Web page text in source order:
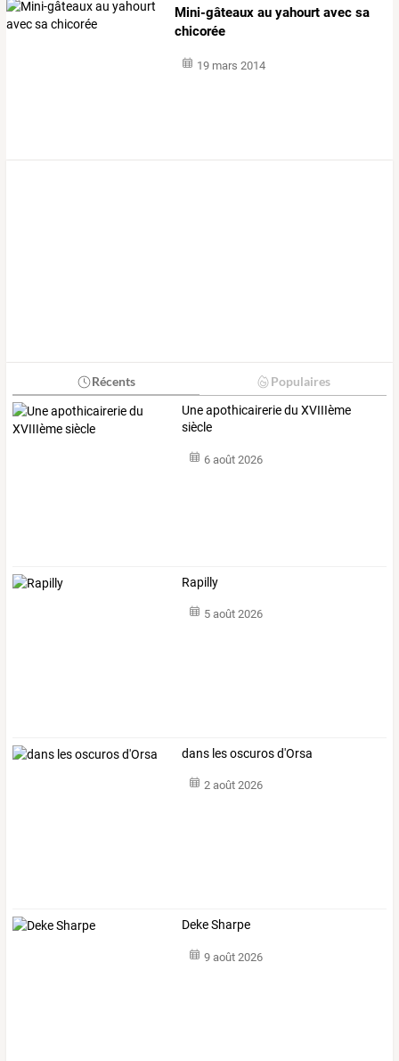
Mini-gâteaux au yahourt avec sa
chicorée
19 mars 2014
Récents Populaires
Une apothicairerie du XVIIIème
siècle
6 août 2026
Rapilly
5 août 2026
dans les oscuros d'Orsa
2 août 2026
Deke Sharpe
9 août 2026